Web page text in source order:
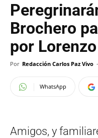
Brochero
por Lorenzo
Por Redacción Carlos Paz Vivo -
WhatsApp
Amigos, y